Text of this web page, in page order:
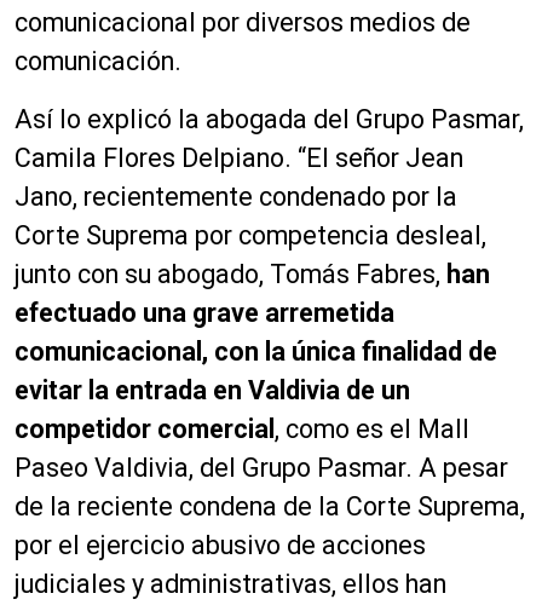
comunicacional por diversos medios de
comunicación.
Así lo explicó la abogada del Grupo Pasmar,
Camila Flores Delpiano. “El señor Jean
Jano, recientemente condenado por la
Corte Suprema por competencia desleal,
junto con su abogado, Tomás Fabres, han
efectuado una grave arremetida
comunicacional, con la única finalidad de
evitar la entrada en Valdivia de un
competidor comercial , como es el Mall
Paseo Valdivia, del Grupo Pasmar. A pesar
de la reciente condena de la Corte Suprema,
por el ejercicio abusivo de acciones
judiciales y administrativas, ellos han